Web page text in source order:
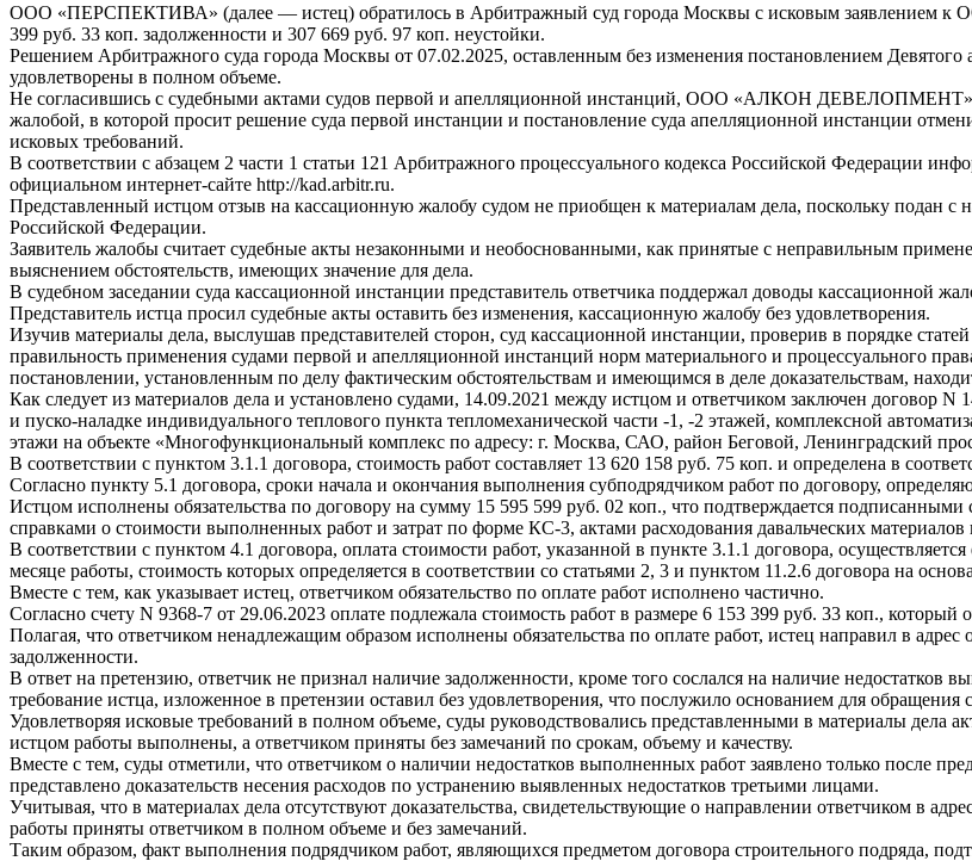
ООО «ПЕРСПЕКТИВА» (далее — истец) обратилось в Арбитражный суд города Москвы с исковым
399 руб. 33 коп. задолженности и 307 669 руб. 97 коп. неустойки.
Решением Арбитражного суда города Москвы от 07.02.2025, оставленным без изменения постановлением Девятого
удовлетворены в полном объеме.
Не согласившись с судебными актами судов первой и апелляционной инстанций, ООО «АЛКОН ДЕВЕЛОПМЕНТ»
жалобой, в которой просит решение суда первой инстанции и постановление суда апелляционной инстанции
исковых требований.
В соответствии с абзацем 2 части 1 статьи 121 Арбитражного процессуального кодекса Российской Федерации
официальном интернет-сайте http://kad.arbitr.ru.
Представленный истцом отзыв на кассационную жалобу судом не приобщен к материалам дела, поскольку подан
Российской Федерации.
Заявитель жалобы считает судебные акты незаконными и необоснованными, как принятые с неправильным
выяснением обстоятельств, имеющих значение для дела.
В судебном заседании суда кассационной инстанции представитель ответчика поддержал доводы кассационной
Представитель истца просил судебные акты оставить без изменения, кассационную жалобу без удовлетворения.
Изучив материалы дела, выслушав представителей сторон, суд кассационной инстанции, проверив в порядке
правильность применения судами первой и апелляционной инстанций норм материального и процессуального
постановлении, установленным по делу фактическим обстоятельствам и имеющимся в деле доказательствам,
Как следует из материалов дела и установлено судами, 14.09.2021 между истцом и ответчиком заключен договор
и пуско-наладке индивидуального теплового пункта тепломеханической части -1, -2 этажей, комплексной
этажи на объекте «Многофункциональный комплекс по адресу: г. Москва, САО, район Беговой, Ленинградский
В соответствии с пунктом 3.1.1 договора, стоимость работ составляет 13 620 158 руб. 75 коп. и определена в
Согласно пункту 5.1 договора, сроки начала и окончания выполнения субподрядчиком работ по договору,
Истцом исполнены обязательства по договору на сумму 15 595 599 руб. 02 коп., что подтверждается
справками о стоимости выполненных работ и затрат по форме КС-3, актами расходования давальческих
В соответствии с пунктом 4.1 договора, оплата стоимости работ, указанной в пункте 3.1.1 договора,
месяце работы, стоимость которых определяется в соответствии со статьями 2, 3 и пунктом 11.2.6 договора на
Вместе с тем, как указывает истец, ответчиком обязательство по оплате работ исполнено частично.
Согласно счету N 9368-7 от 29.06.2023 оплате подлежала стоимость работ в размере 6 153 399 руб. 33 коп., который
Полагая, что ответчиком ненадлежащим образом исполнены обязательства по оплате работ, истец направил в
задолженности.
В ответ на претензию, ответчик не признал наличие задолженности, кроме того сослался на наличие недостатков
требование истца, изложенное в претензии оставил без удовлетворения, что послужило основанием для обращения
Удовлетворяя исковые требований в полном объеме, суды руководствовались представленными в материалы
истцом работы выполнены, а ответчиком приняты без замечаний по срокам, объему и качеству.
Вместе с тем, суды отметили, что ответчиком о наличии недостатков выполненных работ заявлено только после
представлено доказательств несения расходов по устранению выявленных недостатков третьими лицами.
Учитывая, что в материалах дела отсутствуют доказательства, свидетельствующие о направлении ответчиком в
работы приняты ответчиком в полном объеме и без замечаний.
Таким образом, факт выполнения подрядчиком работ, являющихся предметом договора строительного подряда,